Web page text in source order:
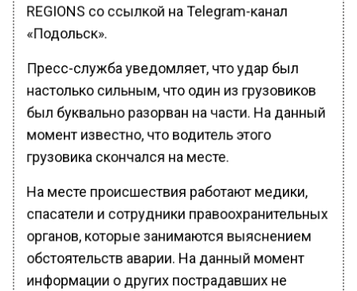
REGIONS со ссылкой на Telegram-канал
«Подольск».
Пресс-служба уведомляет, что удар был
настолько сильным, что один из грузовиков
был буквально разорван на части. На данный
момент известно, что водитель этого
грузовика скончался на месте.
На месте происшествия работают медики,
спасатели и сотрудники правоохранительных
органов, которые занимаются выяснением
обстоятельств аварии. На данный момент
информации о других пострадавших не